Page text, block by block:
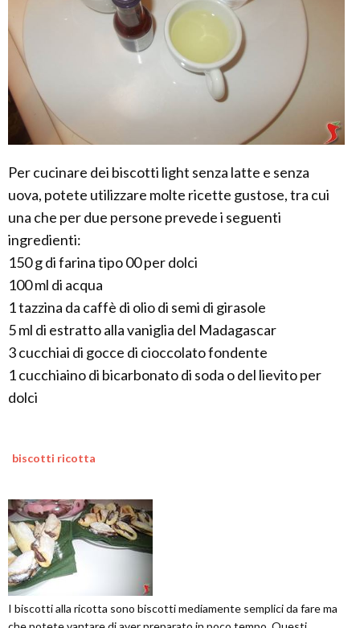
Per cucinare dei biscotti light senza latte e senza
uova, potete utilizzare molte ricette gustose, tra cui
una che per due persone prevede i seguenti
ingredienti:
150 g di farina tipo 00 per dolci
100 ml di acqua
1 tazzina da caffè di olio di semi di girasole
5 ml di estratto alla vaniglia del Madagascar
3 cucchiai di gocce di cioccolato fondente
1 cucchiaino di bicarbonato di soda o del lievito per
dolci
biscotti ricotta
I biscotti alla ricotta sono biscotti mediamente semplici da fare ma